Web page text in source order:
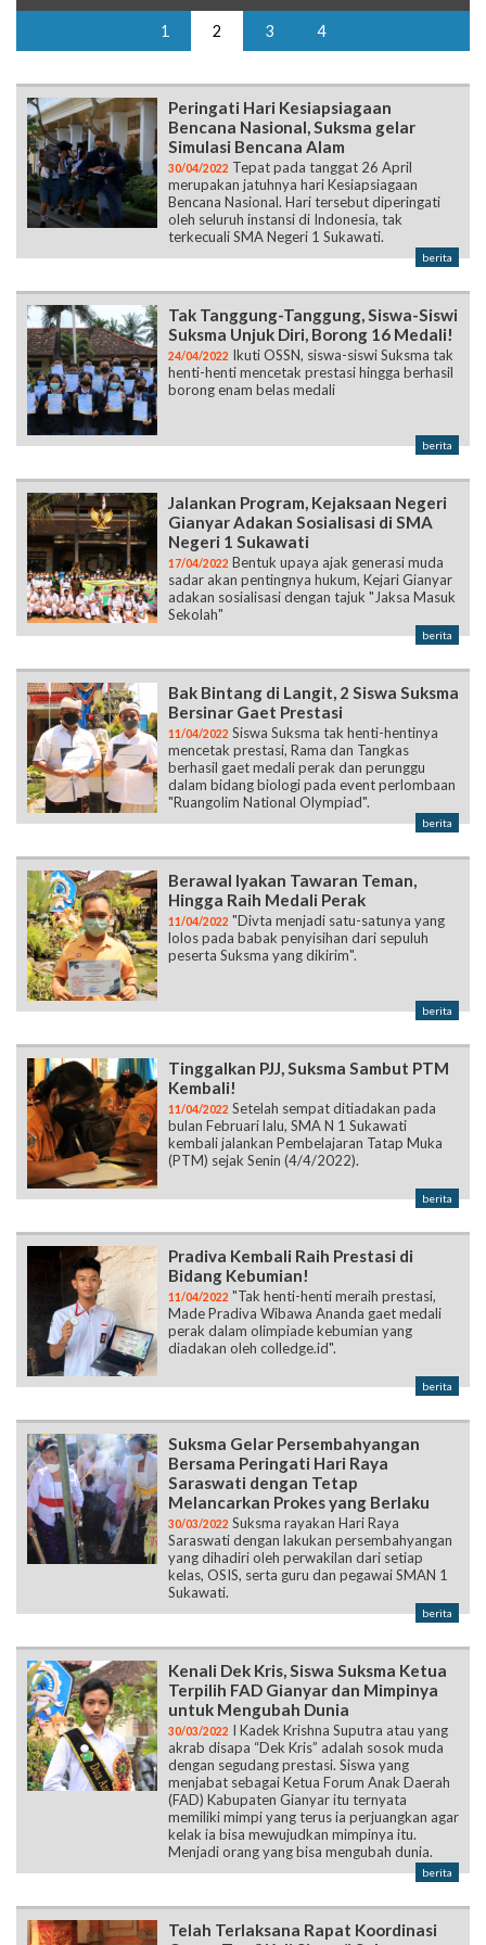
1 2 3 4
Peringati Hari Kesiapsiagaan
Bencana Nasional, Suksma gelar
Simulasi Bencana Alam
30/04/2022 Tepat pada tanggat 26 April
merupakan jatuhnya hari Kesiapsiagaan
Bencana Nasional. Hari tersebut diperingati
oleh seluruh instansi di Indonesia, tak
terkecuali SMA Negeri 1 Sukawati.
berita
Tak Tanggung-Tanggung, Siswa-Siswi
Suksma Unjuk Diri, Borong 16 Medali!
24/04/2022 Ikuti OSSN, siswa-siswi Suksma tak
henti-henti mencetak prestasi hingga berhasil
borong enam belas medali
berita
Jalankan Program, Kejaksaan Negeri
Gianyar Adakan Sosialisasi di SMA
Negeri 1 Sukawati
17/04/2022 Bentuk upaya ajak generasi muda
sadar akan pentingnya hukum, Kejari Gianyar
adakan sosialisasi dengan tajuk "Jaksa Masuk
Sekolah"
berita
Bak Bintang di Langit, 2 Siswa Suksma
Bersinar Gaet Prestasi
11/04/2022 Siswa Suksma tak henti-hentinya
mencetak prestasi, Rama dan Tangkas
berhasil gaet medali perak dan perunggu
dalam bidang biologi pada event perlombaan
"Ruangolim National Olympiad".
berita
Berawal Iyakan Tawaran Teman,
Hingga Raih Medali Perak
11/04/2022 "Divta menjadi satu-satunya yang
lolos pada babak penyisihan dari sepuluh
peserta Suksma yang dikirim".
berita
Tinggalkan PJJ, Suksma Sambut PTM
Kembali!
11/04/2022 Setelah sempat ditiadakan pada
bulan Februari lalu, SMA N 1 Sukawati
kembali jalankan Pembelajaran Tatap Muka
(PTM) sejak Senin (4/4/2022).
berita
Pradiva Kembali Raih Prestasi di
Bidang Kebumian!
11/04/2022 "Tak henti-henti meraih prestasi,
Made Pradiva Wibawa Ananda gaet medali
perak dalam olimpiade kebumian yang
diadakan oleh colledge.id".
berita
Suksma Gelar Persembahyangan
Bersama Peringati Hari Raya
Saraswati dengan Tetap
Melancarkan Prokes yang Berlaku
30/03/2022 Suksma rayakan Hari Raya
Saraswati dengan lakukan persembahyangan
yang dihadiri oleh perwakilan dari setiap
kelas, OSIS, serta guru dan pegawai SMAN 1
Sukawati.
berita
Kenali Dek Kris, Siswa Suksma Ketua
Terpilih FAD Gianyar dan Mimpinya
untuk Mengubah Dunia
30/03/2022 I Kadek Krishna Suputra atau yang
akrab disapa “Dek Kris” adalah sosok muda
dengan segudang prestasi. Siswa yang
menjabat sebagai Ketua Forum Anak Daerah
(FAD) Kabupaten Gianyar itu ternyata
memiliki mimpi yang terus ia perjuangkan agar
kelak ia bisa mewujudkan mimpinya itu.
Menjadi orang yang bisa mengubah dunia.
berita
Telah Terlaksana Rapat Koordinasi